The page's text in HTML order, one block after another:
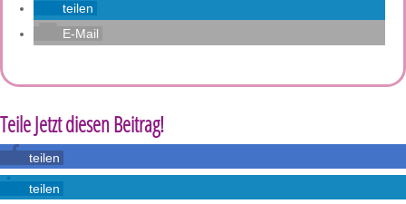
teilen
E-Mail
Teile Jetzt diesen Beitrag!
teilen
teilen